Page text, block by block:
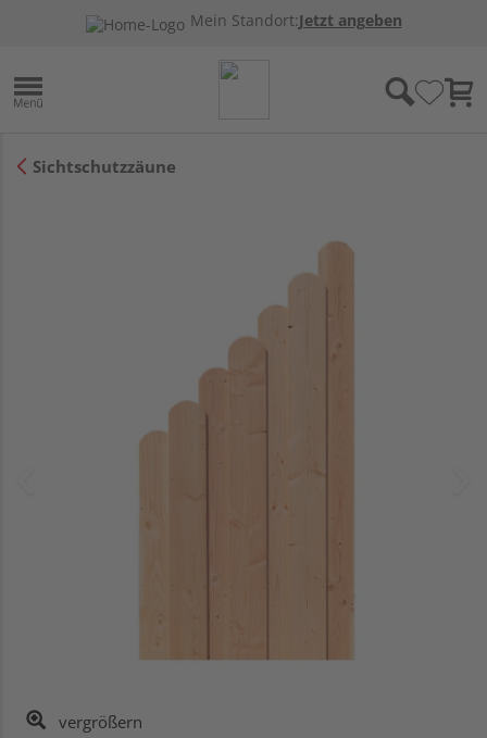
Mein Standort:Jetzt angeben
Sichtschutzzäune
vergrößern